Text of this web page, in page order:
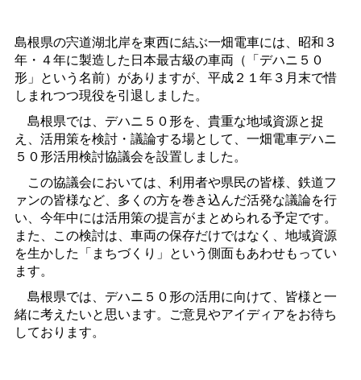
島根県の宍道湖北岸を東西に結ぶ一畑電車には、昭和３
年・４年に製造した日本最古級の車両（「デハニ５０
形」という名前）がありますが、平成２１年３月末で惜
しまれつつ現役を引退しました。
島根県では、デハニ５０形を、貴重な地域資源と捉
え、活用策を検討・議論する場として、一畑電車デハニ
５０形活用検討協議会を設置しました。
この協議会においては、利用者や県民の皆様、鉄道フ
ァンの皆様など、多くの方を巻き込んだ活発な議論を行
い、今年中には活用策の提言がまとめられる予定です。
また、この検討は、車両の保存だけではなく、地域資源
を生かした「まちづくり」という側面もあわせもってい
ます。
島根県では、デハニ５０形の活用に向けて、皆様と一
緒に考えたいと思います。ご意見やアイディアをお待ち
しております。